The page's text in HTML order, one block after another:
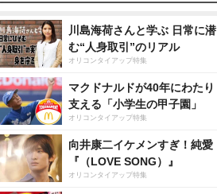
川島海荷さんと学ぶ 日常に潜
む“人身取引”のリアル
オリコンタイアップ特集
マクドナルドが40年にわたり
支える「小学生の甲子園」
オリコンタイアップ特集
向井康二イケメンすぎ！純愛
『（LOVE SONG）』
オリコンタイアップ特集